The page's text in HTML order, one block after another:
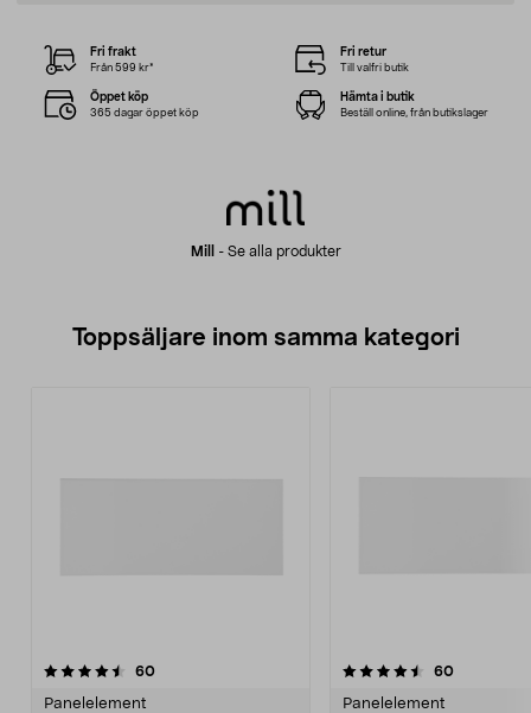
Mill - Se alla produkter
Fri frakt
Från 599 kr*
Fri retur
Till valfri butik
Öppet köp
365 dagar öppet köp
Hämta i butik
Beställ online, från butikslager
Toppsäljare inom samma kategori
60recensioner
Panelelement
4.5 av 5 stjärnor 60
Panelelement
4.5 av 5 stjärnor